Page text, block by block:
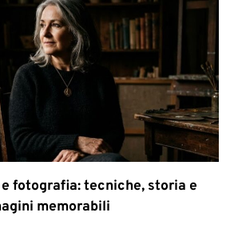
fotografia: tecniche, storia e
memorabili